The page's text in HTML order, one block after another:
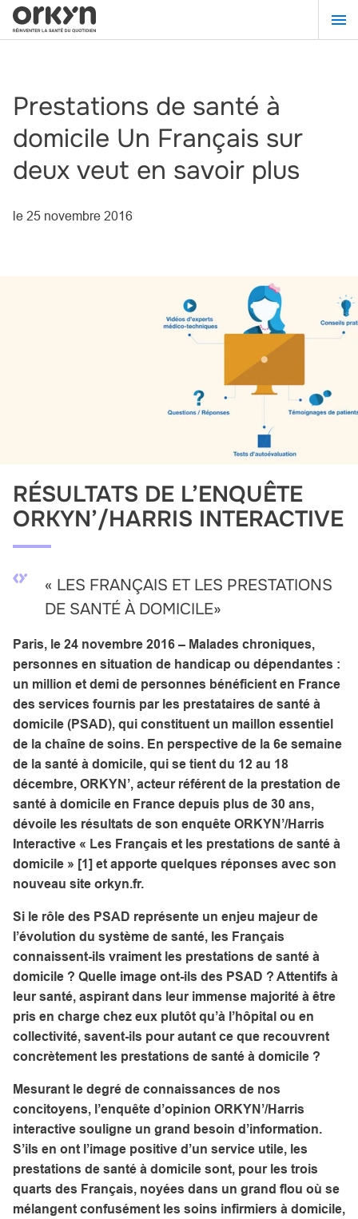
Aller
au
Prestations de santé à
domicile Un Français sur
deux veut en savoir plus
le 25 novembre 2016
RÉSULTATS DE L’ENQUÊTE
ORKYN’/HARRIS INTERACTIVE
« LES FRANÇAIS ET LES PRESTATIONS
DE SANTÉ À DOMICILE»
Paris, le 24 novembre 2016 – Malades chroniques,
personnes en situation de handicap ou dépendantes :
un million et demi de personnes bénéficient en France
des services fournis par les prestataires de santé à
domicile (PSAD), qui constituent un maillon essentiel
de la chaîne de soins. En perspective de la 6e semaine
de la santé à domicile, qui se tient du 12 au 18
décembre, ORKYN’, acteur référent de la prestation de
santé à domicile en France depuis plus de 30 ans,
dévoile les résultats de son enquête ORKYN’/Harris
Interactive « Les Français et les prestations de santé à
domicile » [1] et apporte quelques réponses avec son
nouveau site orkyn.fr.
Si le rôle des PSAD représente un enjeu majeur de
l’évolution du système de santé, les Français
connaissent-ils vraiment les prestations de santé à
domicile ? Quelle image ont-ils des PSAD ? Attentifs à
leur santé, aspirant dans leur immense majorité à être
pris en charge chez eux plutôt qu’à l’hôpital ou en
collectivité, savent-ils pour autant ce que recouvrent
concrètement les prestations de santé à domicile ?
Mesurant le degré de connaissances de nos
concitoyens, l’enquête d’opinion ORKYN’/Harris
interactive souligne un grand besoin d’information.
S’ils en ont l’image positive d’un service utile, les
prestations de santé à domicile sont, pour les trois
quarts des Français, noyées dans un grand flou où se
mélangent confusément les soins infirmiers à domicile,